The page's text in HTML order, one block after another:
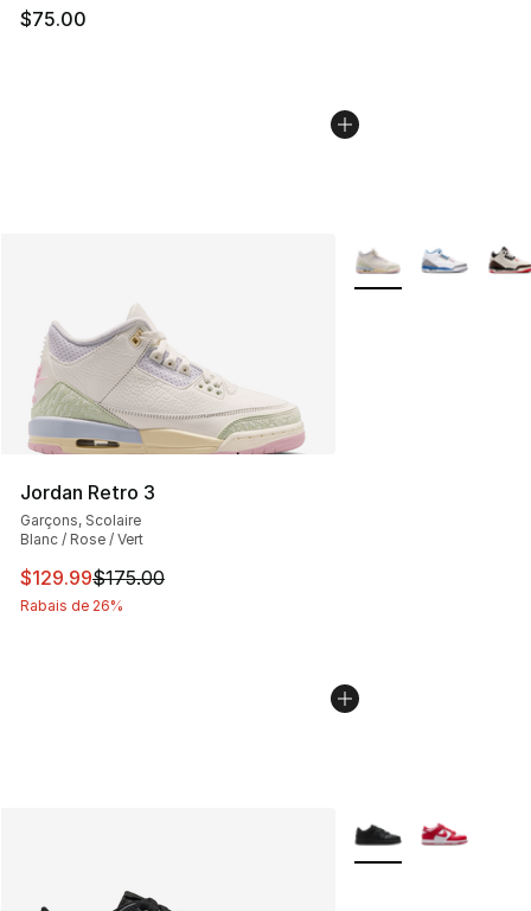
$75.00
Jordan Retro 3
Garçons, Scolaire
Blanc / Rose / Vert
Cet article est en solde. Le prix est passé de $175.00 à
$129.99$175.00
Rabais de 26%
Plus de couleurs
Plus de couleurs